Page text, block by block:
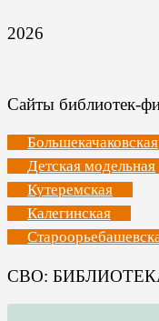
2026
Сайты библиотек-
Большекачаковская
Детская модельная
Кутеремская
Калегинская
СВО: